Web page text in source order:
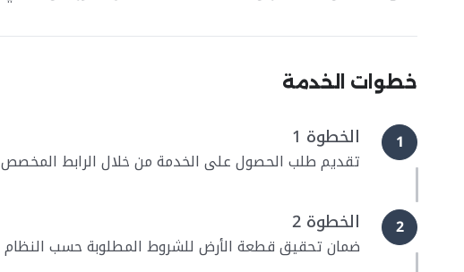
خطوات الخدمة
1 الخطوة 1
تقديم طلب الحصول على الخدمة من خلال الرابط المخصص
2 الخطوة 2
ضمان تحقيق قطعة الأرض للشروط المطلوبة حسب النظام